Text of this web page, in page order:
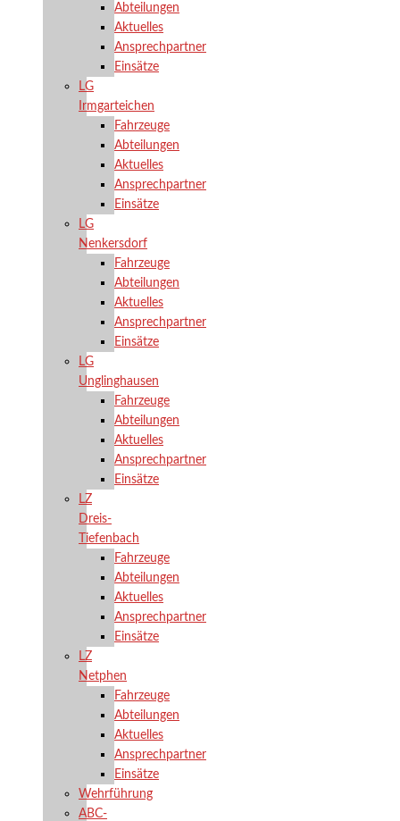
Abteilungen
Aktuelles
Ansprechpartner
Einsätze
LG
Irmgarteichen
Fahrzeuge
Abteilungen
Aktuelles
Ansprechpartner
Einsätze
LG
Nenkersdorf
Fahrzeuge
Abteilungen
Aktuelles
Ansprechpartner
Einsätze
LG
Unglinghausen
Fahrzeuge
Abteilungen
Aktuelles
Ansprechpartner
Einsätze
LZ
Dreis-
Tiefenbach
Fahrzeuge
Abteilungen
Aktuelles
Ansprechpartner
Einsätze
LZ
Netphen
Fahrzeuge
Abteilungen
Aktuelles
Ansprechpartner
Einsätze
Wehrführung
ABC-